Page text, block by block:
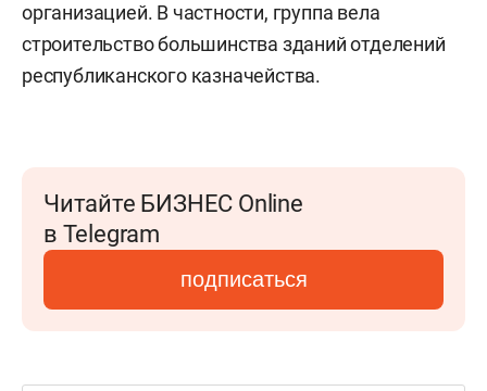
организацией. В частности, группа вела
строительство большинства зданий отделений
республиканского казначейства.
Читайте БИЗНЕС Online
в Telegram
подписаться